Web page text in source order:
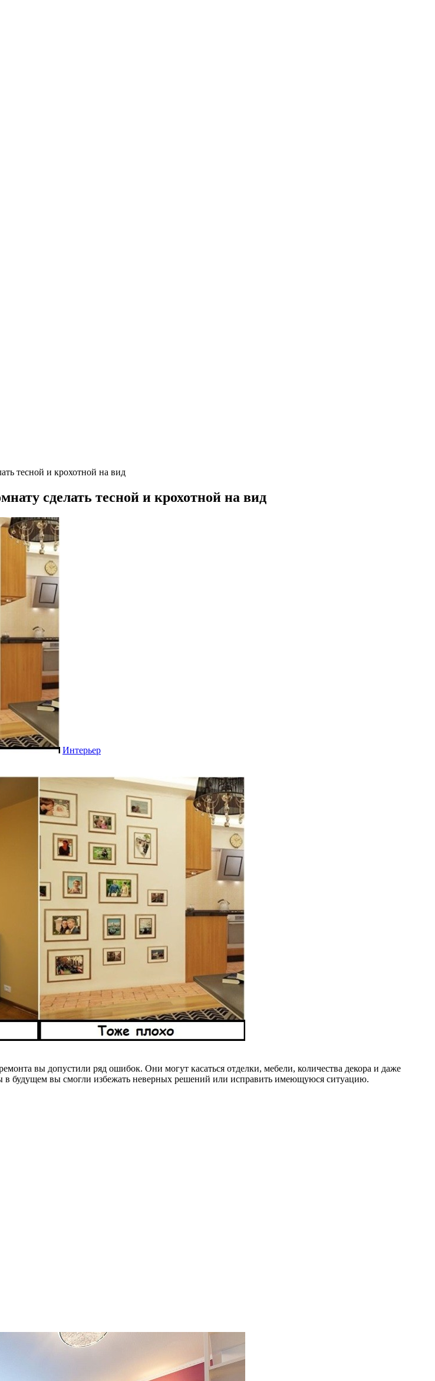
тесной и крохотной на вид
сделать тесной и крохотной на вид
Интерьер
вы допустили ряд ошибок. Они могут касаться отделки, мебели, количества декора и даже
в будущем вы смогли избежать неверных решений или исправить имеющуюся ситуацию.